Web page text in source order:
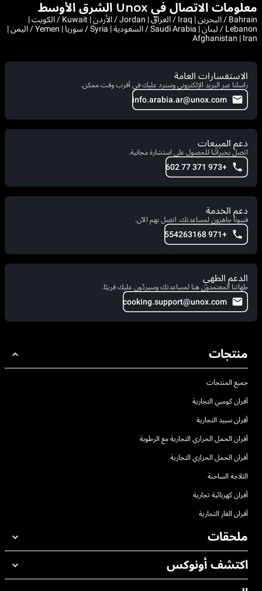
معلومات الاتصال في Unox الشرق الأوسط
Bahrain / البحرين | Iraq / العراق | Jordan / الأردن | Kuwait / الكويت |
Lebanon / لبنان | Saudi Arabia / السعودية | Syria / سوريا | Yemen / اليمن |
Afghanistan | Iran
الاستفسارات العامة
راسلنا عبر البريد الإلكتروني وسنرد عليك في أقرب وقت ممكن.
info.arabia.ar@unox.com
دعم المبيعات
اتصل بخبرائنا للحصول على استشارة مجانية.
+973 371 77 602
دعم الخدمة
فنيونا جاهزون لمساعدتك. اتصل بهم الآن.
+971 554263168
الدعم الطهي
طهاتنا المعتمدون هنا لمساعدتك وسيردّون عليك قريبًا.
cooking.support@unox.com
منتجات
جميع المنتجات
أفران كومبي التجارية
أفران سبيد التجارية
أفران الحمل الحراري التجارية مع الرطوبة
أفران الحمل الحراري التجارية
الثلاجة الساخنة
أفران كهربائية تجارية
أفران الغاز التجارية
ملحقات
جميع الملحقات
اكتشف أونوكس